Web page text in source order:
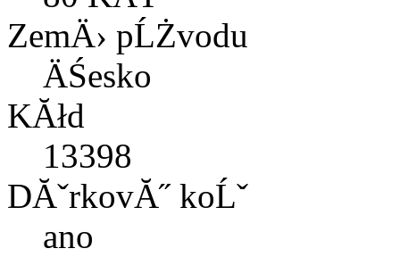
ZemÄ› pĹŻvodu
ÄŚesko
KĂłd
13398
DĂˇrkovĂ˝ koĹˇ
ano